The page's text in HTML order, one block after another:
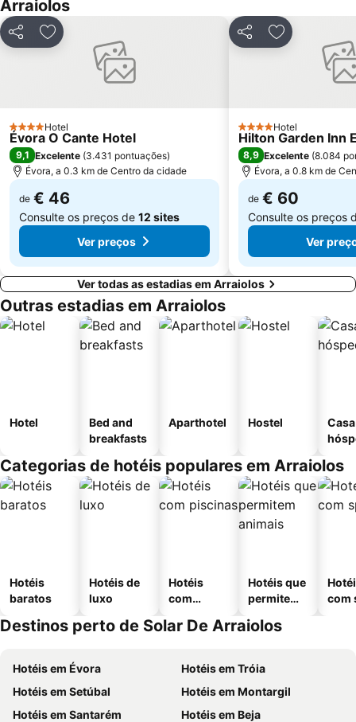
Arraiolos
PartilharAdicionar aos favoritos
4 Estrelas
Hotel
Évora O Cante Hotel
9,1 Excelente (3.431 pontuações)
Évora, a 0.3 km de Centro da cidade
de € 46
Consulte os preços de 12 sites
Ver preços
PartilharAdicionar
4 Estrelas
Hotel
Hilton Garden Inn
8,9 Excelente (8.084
Évora, a 0.8 km de
de € 60
Consulte os preços
Ver
Ver todas as estadias em Arraiolos
Outras estadias em Arraiolos
Hotel
Bed and
breakfasts
Aparthotel Hostel
Categorias de hotéis populares em Arraiolos
Hotéis
baratos
Hotéis de
luxo
Hotéis
com
Hotéis que
permitem
com
Destinos perto de Solar De Arraiolos
Hotéis em Évora
Hotéis em Tróia
Hotéis em Setúbal
Hotéis em Montargil
Hotéis em Santarém
Hotéis em Beja